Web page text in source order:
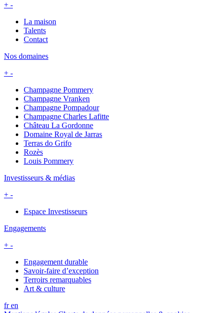
+ -
La maison
Talents
Contact
Nos domaines
+ -
Champagne Pommery
Champagne Vranken
Champagne Pompadour
Champagne Charles Lafitte
Château La Gordonne
Domaine Royal de Jarras
Terras do Grifo
Rozès
Louis Pommery
Investisseurs & médias
+ -
Espace Investisseurs
Engagements
+ -
Engagement durable
Savoir-faire d’exception
Terroirs remarquables
Art & culture
fren